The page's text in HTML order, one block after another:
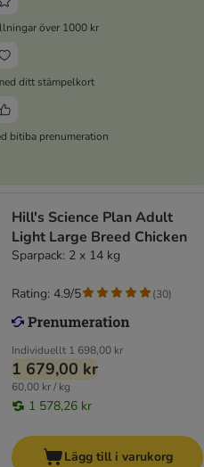
över 1000 kr
ditt stämpelkort
bitiba prenumeration
Hill's Science Plan Adult
Light Large Breed Chicken
Sparpack: 2 x 14 kg
Individuellt 1 698,00 kr
1 679,00 kr
60,00 kr / kg
1 578,26 kr
Rating: 4.9/5 (30)
Lägg till i varukorg